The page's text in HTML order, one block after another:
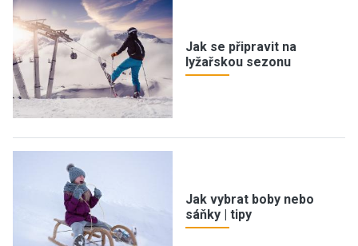
Jak se připravit na
lyžařskou sezonu
Jak vybrat boby nebo
sáňky | tipy